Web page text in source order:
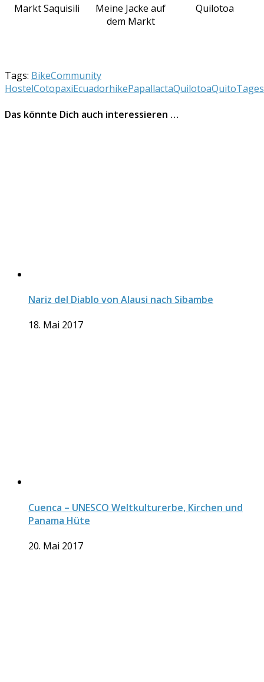
Markt Saquisili
Meine Jacke auf
dem Markt
Quilotoa
Tags: BikeCommunity
HostelCotopaxiEcuadorhikePapallactaQuilotoaQuito
Das könnte Dich auch interessieren …
Nariz del Diablo von Alausi nach Sibambe
18. Mai 2017
Cuenca – UNESCO Weltkulturerbe, Kirchen und
Panama Hüte
20. Mai 2017